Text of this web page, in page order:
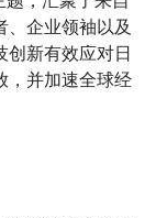
为核心主题，